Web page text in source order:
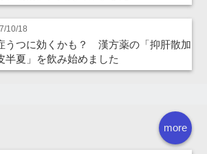
10/18
うつに効くかも？ 漢方薬の「抑肝散加
半夏」を飲み始めました
more